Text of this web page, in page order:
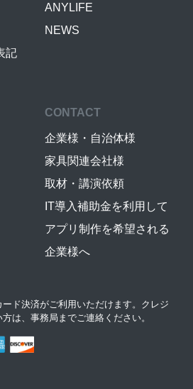
記
ANYLIFE
NEWS
CONTACT
企業様・自治体様
家具関連会社様
取材・講演依頼
IT導入補助金を利用して
アプリ制作を希望される
企業様へ
ド決済がご利用いただけます。クレジ
は、事務局までご連絡ください。